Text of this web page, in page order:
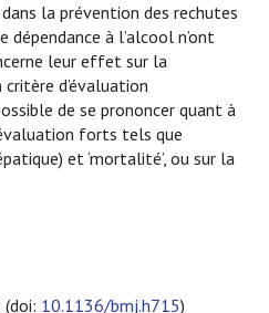
la prévention des rechutes
à l’alcool n’ont
leur effet sur la
d’évaluation
de se prononcer quant à
forts tels que
et ‘mortalité’, ou sur la
10.1136/bmj.h715)